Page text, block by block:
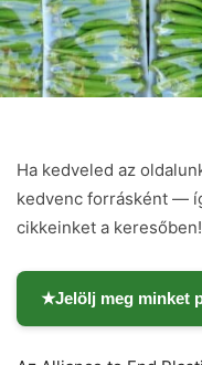
Ha kedveled az
kedvenc forrásként —
cikkeinket a keresőben!
★Jelölj meg minket